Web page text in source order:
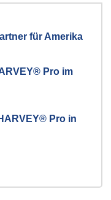
für Amerika
Pro im
Pro in